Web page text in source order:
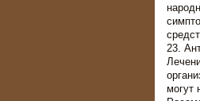
23.
могут